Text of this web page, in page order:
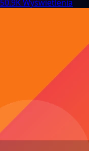
50.9K Wyświetlenia